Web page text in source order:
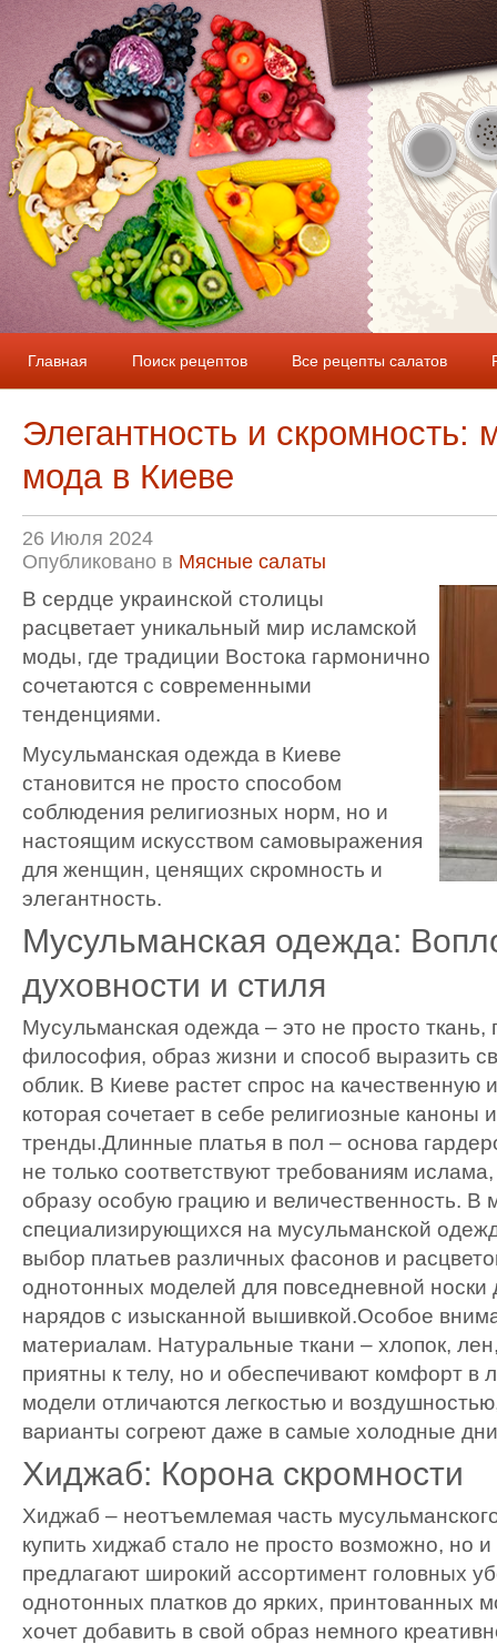
Главная Поиск рецептов Все рецепты салатов
Элегантность и скромность:
мода в Киеве
26 Июля 2024
Опубликовано в Мясные салаты
В сердце украинской столицы
расцветает уникальный мир исламской
моды, где традиции Востока гармонично
сочетаются с современными
тенденциями.
Мусульманская одежда в Киеве
становится не просто способом
соблюдения религиозных норм, но и
настоящим искусством самовыражения
для женщин, ценящих скромность и
элегантность.
Мусульманская одежда:
духовности и стиля
Мусульманская одежда – это не просто
философия, образ жизни и способ выразить
облик. В Киеве растет спрос на качественную
которая сочетает в себе религиозные
тренды.Длинные платья в пол – основа
не только соответствуют требованиям
образу особую грацию и величественность. В
специализирующихся на мусульманской
выбор платьев различных фасонов и
однотонных моделей для повседневной
нарядов с изысканной вышивкой.Особое
материалам. Натуральные ткани – хлопок,
приятны к телу, но и обеспечивают комфорт в
модели отличаются легкостью и
варианты согреют даже в самые холодные
Хиджаб: Корона скромности
Хиджаб – неотъемлемая часть
купить хиджаб стало не просто возможно, но
предлагают широкий ассортимент головных
однотонных платков до ярких, принтованных
хочет добавить в свой образ немного